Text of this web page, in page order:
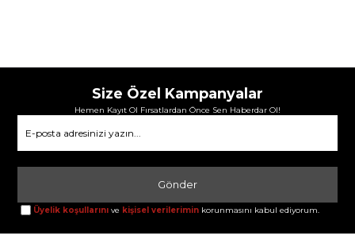
Size Özel Kampanyalar
Hemen Kayıt Ol Fırsatlardan Önce Sen Haberdar Ol!
Gönder
Üyelik koşullarını ve kişisel verilerimin korunmasını kabul ediyorum.